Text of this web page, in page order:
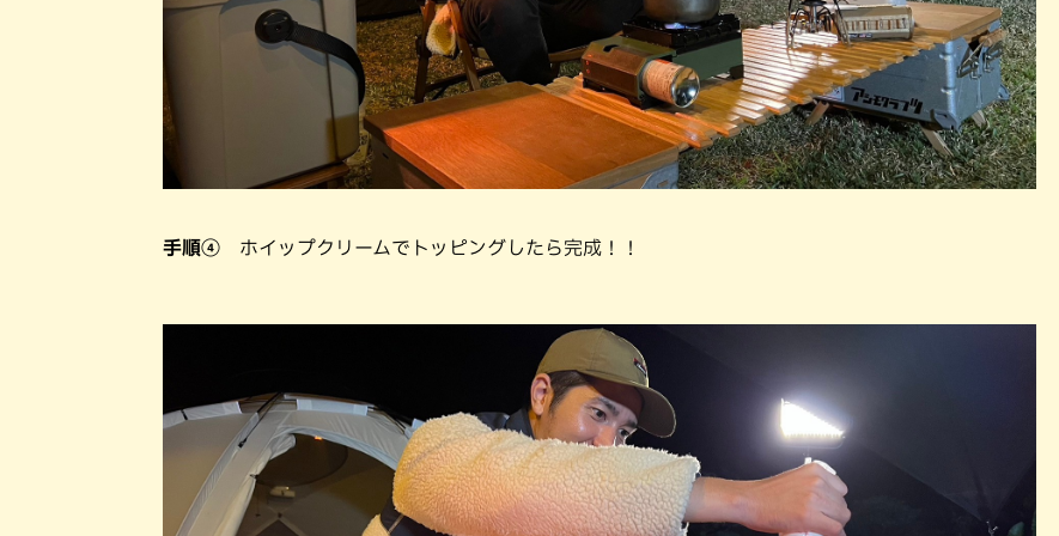
手順④ ホイップクリームでトッピングしたら完成！！